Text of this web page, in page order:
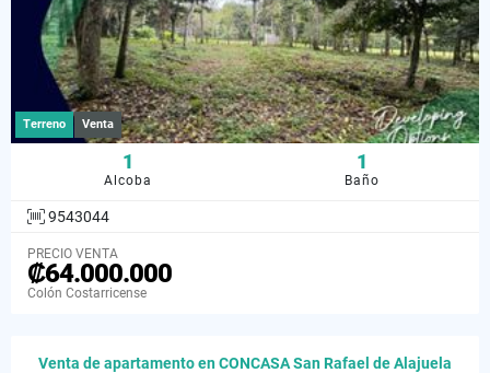
Terreno Venta
1
Alcoba
1
Baño
9543044
PRECIO VENTA
₡64.000.000
Colón Costarricense
Venta de apartamento en CONCASA San Rafael de Alajuela